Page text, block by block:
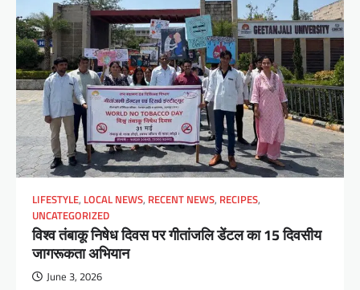
LIFESTYLE, LOCAL NEWS, RECENT NEWS, RECIPES,
UNCATEGORIZED
विश्व तंबाकू निषेध दिवस पर गीतांजलि डेंटल का 15 दिवसीय
जागरूकता अभियान
June 3, 2026